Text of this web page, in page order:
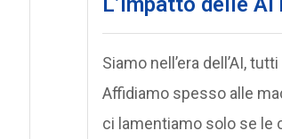
Siamo nell’era dell’AI,
Affidiamo spesso alle
ci lamentiamo solo se le